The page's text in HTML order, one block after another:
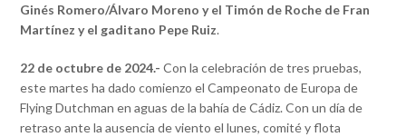
Ginés Romero/Álvaro Moreno y el Timón de Roche de Fran
Martínez y el gaditano Pepe Ruiz.
22 de octubre de 2024.- Con la celebración de tres pruebas,
este martes ha dado comienzo el Campeonato de Europa de
Flying Dutchman en aguas de la bahía de Cádiz. Con un día de
retraso ante la ausencia de viento el lunes, comité y flota